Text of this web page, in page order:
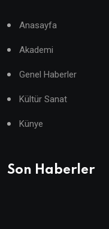
Anasayfa
Akademi
Genel Haberler
Kültür Sanat
Künye
Son Haberler